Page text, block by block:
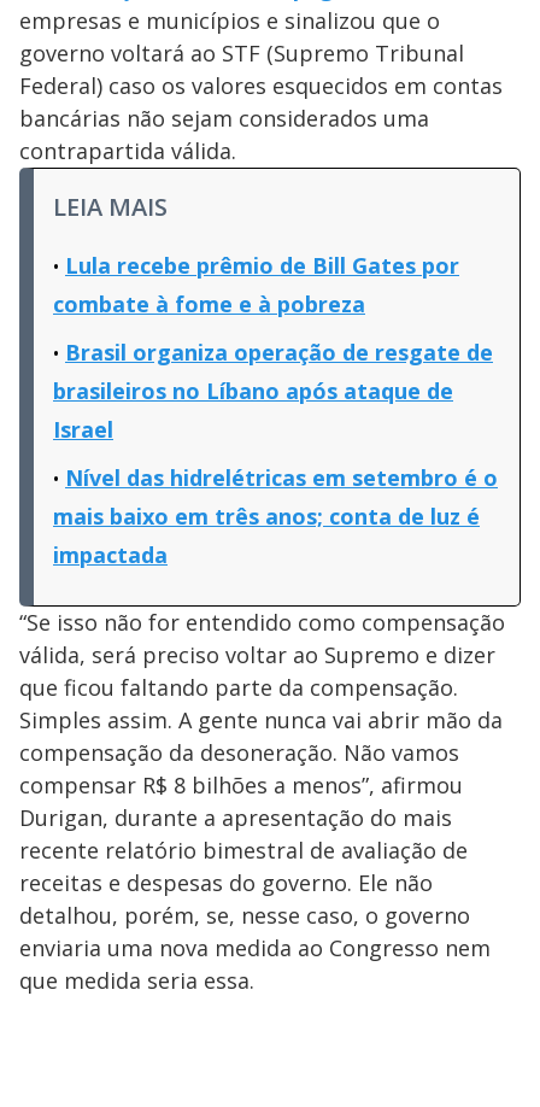
empresas e municípios e sinalizou que o
governo voltará ao STF (Supremo Tribunal
Federal) caso os valores esquecidos em contas
bancárias não sejam considerados uma
contrapartida válida.
LEIA MAIS
Lula recebe prêmio de Bill Gates por
combate à fome e à pobreza
Brasil organiza operação de resgate de
brasileiros no Líbano após ataque de
Israel
Nível das hidrelétricas em setembro é o
mais baixo em três anos; conta de luz é
impactada
“Se isso não for entendido como compensação
válida, será preciso voltar ao Supremo e dizer
que ficou faltando parte da compensação.
Simples assim. A gente nunca vai abrir mão da
compensação da desoneração. Não vamos
compensar R$ 8 bilhões a menos”, afirmou
Durigan, durante a apresentação do mais
recente relatório bimestral de avaliação de
receitas e despesas do governo. Ele não
detalhou, porém, se, nesse caso, o governo
enviaria uma nova medida ao Congresso nem
que medida seria essa.